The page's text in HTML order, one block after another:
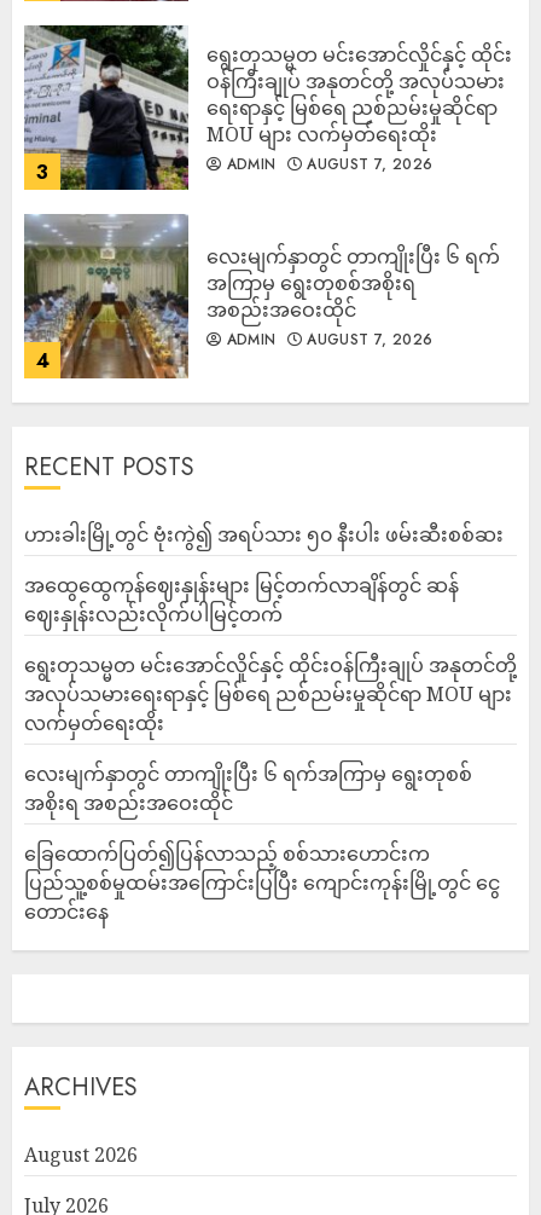
3
ရွေးတုသမ္မတ မင်းအောင်လှိုင်နှင့် ထိုင်း
ဝန်ကြီးချုပ် အနုတင်တို့ အလုပ်သမား
ရေးရာနှင့် မြစ်ရေ ညစ်ညမ်းမှုဆိုင်ရာ
MOU များ လက်မှတ်ရေးထိုး
ADMIN AUGUST 7, 2026
4
လေးမျက်နှာတွင် တာကျိုးပြီး ၆ ရက်
အကြာမှ ရွေးတုစစ်အစိုးရ
အစည်းအဝေးထိုင်
ADMIN AUGUST 7, 2026
RECENT POSTS
ဟားခါးမြို့တွင် ဗုံးကွဲ၍ အရပ်သား ၅၀ နီးပါး ဖမ်းဆီးစစ်ဆး
အထွေထွေကုန်ဈေးနှုန်းများ မြင့်တက်လာချိန်တွင် ဆန်
ဈေးနှုန်းလည်းလိုက်ပါမြင့်တက်
ရွေးတုသမ္မတ မင်းအောင်လှိုင်နှင့် ထိုင်းဝန်ကြီးချုပ် အနုတင်တို့
အလုပ်သမားရေးရာနှင့် မြစ်ရေ ညစ်ညမ်းမှုဆိုင်ရာ MOU များ
လက်မှတ်ရေးထိုး
လေးမျက်နှာတွင် တာကျိုးပြီး ၆ ရက်အကြာမှ ရွေးတုစစ်
အစိုးရ အစည်းအဝေးထိုင်
ခြေထောက်ပြတ်၍ပြန်လာသည့် စစ်သားဟောင်းက
ပြည်သူ့စစ်မှုထမ်းအကြောင်းပြပြီး ကျောင်းကုန်းမြို့တွင် ငွေ
တောင်းနေ
ARCHIVES
August 2026
July 2026